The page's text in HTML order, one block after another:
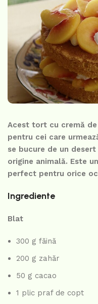
Acest tort cu cremă
pentru cei care
se bucure de un
origine animală. Este
perfect pentru orice
Ingrediente
Blat
300 g făină
200 g zahăr
50 g cacao
1 plic praf de copt